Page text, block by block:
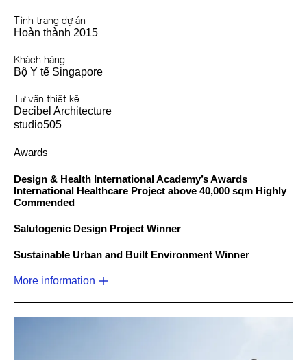
Tình trạng dự án
Hoàn thành 2015
Khách hàng
Bộ Y tế Singapore
Tư vấn thiết kế
Decibel Architecture
studio505
Awards
Design & Health International Academy’s Awards
International Healthcare Project above 40,000 sqm Highly
Commended
Salutogenic Design Project Winner
Sustainable Urban and Built Environment Winner
More information